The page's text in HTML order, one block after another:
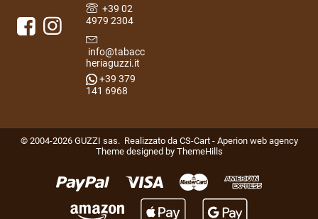
+39 02
4979 2304
info@tabacc
heriaguzzi.it
+39 379
141 6968
© 2004-2026 GUZZI sas. Realizzato da CS-Cart - Aperion web agency
Theme designed by ThemeHills